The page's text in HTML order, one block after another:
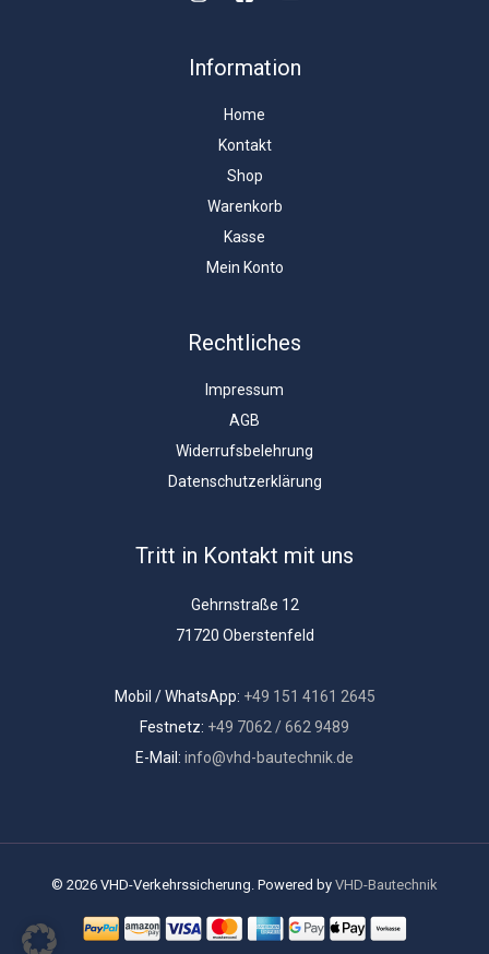
Information
Home
Kontakt
Shop
Warenkorb
Kasse
Mein Konto
Rechtliches
Impressum
AGB
Widerrufsbelehrung
Datenschutzerklärung
Tritt in Kontakt mit uns
Gehrnstraße 12
71720 Oberstenfeld
Mobil / WhatsApp: +49 151 4161 2645
Festnetz: +49 7062 / 662 9489
E-Mail: info@vhd-bautechnik.de
© 2026 VHD-Verkehrssicherung. Powered by VHD-Bautechnik